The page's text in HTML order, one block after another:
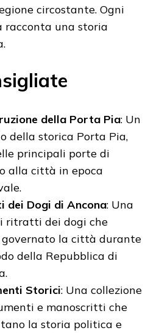
circostante. Ogni
racconta una storia
della Porta Pia: Un
della storica Porta Pia,
principali porte di
alla città in epoca
dei Dogi di Ancona: Una
ritratti dei dogi che
governato la città durante
della Repubblica di
Storici: Una collezione
e manoscritti che
la storia politica e